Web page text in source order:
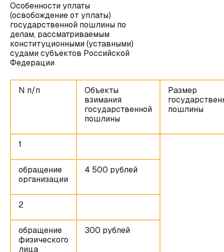
Особенности уплаты
(освобождение от уплаты)
государственной пошлины по
делам, рассматриваемым
конституционными (уставными)
судами субъектов Российской
Федерации
N п/п
Объекты
взимания
государственной
пошлины
Размер
пошлины
1
обращение
организации
4 500 рублей
2
обращение
физического
лица
300 рублей